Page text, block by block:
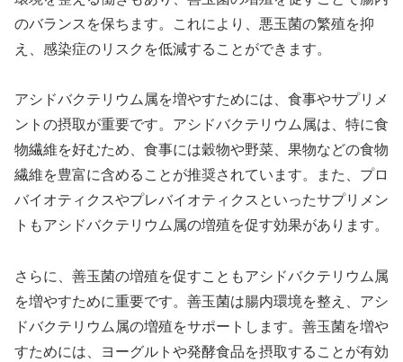
のバランスを保ちます。これにより、悪玉菌の繁殖を抑
え、感染症のリスクを低減することができます。
アシドバクテリウム属を増やすためには、食事やサプリメ
ントの摂取が重要です。アシドバクテリウム属は、特に食
物繊維を好むため、食事には穀物や野菜、果物などの食物
繊維を豊富に含めることが推奨されています。また、プロ
バイオティクスやプレバイオティクスといったサプリメン
トもアシドバクテリウム属の増殖を促す効果があります。
さらに、善玉菌の増殖を促すこともアシドバクテリウム属
を増やすために重要です。善玉菌は腸内環境を整え、アシ
ドバクテリウム属の増殖をサポートします。善玉菌を増や
すためには、ヨーグルトや発酵食品を摂取することが有効